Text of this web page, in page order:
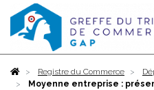
AccueilRegistre du Commerce
Moyenne entreprise :